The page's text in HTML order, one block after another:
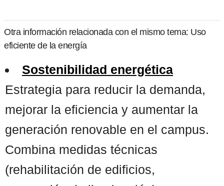
Otra información relacionada con el mismo tema: Uso
eficiente de la energía
Sostenibilidad energética
Estrategia para reducir la demanda,
mejorar la eficiencia y aumentar la
generación renovable en el campus.
Combina medidas técnicas
(rehabilitación de edificios,